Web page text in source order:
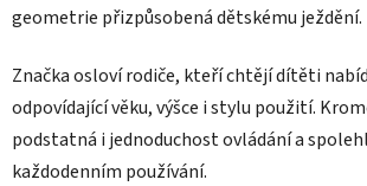
geometrie přizpůsobená dětskému ježdění.
Značka osloví rodiče, kteří chtějí dítěti
odpovídající věku, výšce i stylu použití.
podstatná i jednoduchost ovládání a
každodenním používání.